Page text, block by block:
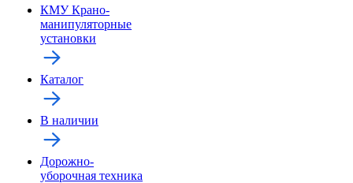
КМУ Крано-
манипуляторные
установки
Каталог
В наличии
Дорожно-
уборочная техника